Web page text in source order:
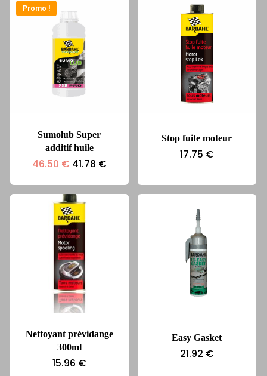
Promo !
Sumolub Super
additif huile
46.50€ Le
initial
était :
46.50 €.
41.78 €Le
actuel
est :
Stop fuite moteur
17.75 €
Nettoyant prévidange
300ml
15.96 €
Easy Gasket
21.92 €